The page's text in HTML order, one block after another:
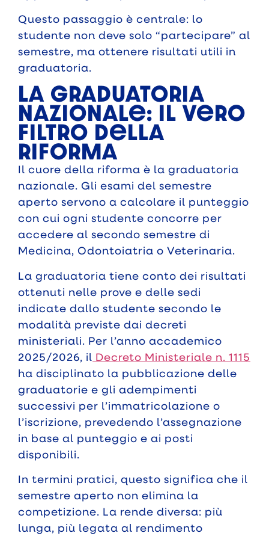
Questo passaggio è centrale: lo
studente non deve solo “partecipare” al
semestre, ma ottenere risultati utili in
graduatoria.
La graduatoria
nazionale: il vero
filtro della
riforma
Il cuore della riforma è la graduatoria
nazionale. Gli esami del semestre
aperto servono a calcolare il punteggio
con cui ogni studente concorre per
accedere al secondo semestre di
Medicina, Odontoiatria o Veterinaria.
La graduatoria tiene conto dei risultati
ottenuti nelle prove e delle sedi
indicate dallo studente secondo le
modalità previste dai decreti
ministeriali. Per l’anno accademico
2025/2026, il Decreto Ministeriale n. 1115
ha disciplinato la pubblicazione delle
graduatorie e gli adempimenti
successivi per l’immatricolazione o
l’iscrizione, prevedendo l’assegnazione
in base al punteggio e ai posti
disponibili.
In termini pratici, questo significa che il
semestre aperto non elimina la
competizione. La rende diversa: più
lunga, più legata al rendimento